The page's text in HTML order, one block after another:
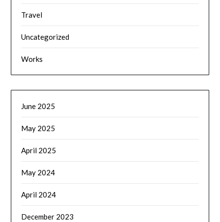
Travel
Uncategorized
Works
June 2025
May 2025
April 2025
May 2024
April 2024
December 2023